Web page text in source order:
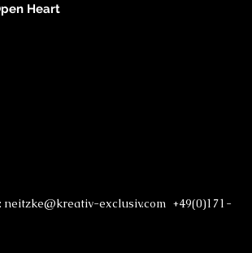
Heart
exclusiv.com +49(0)171-